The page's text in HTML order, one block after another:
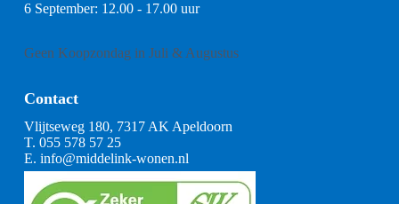
6 September: 12.00 - 17.00 uur
Geen Koopzondag in Juli & Augustus
Contact
Vlijtseweg 180, 7317 AK Apeldoorn
T. 055 578 57 25
E. info@middelink-wonen.nl